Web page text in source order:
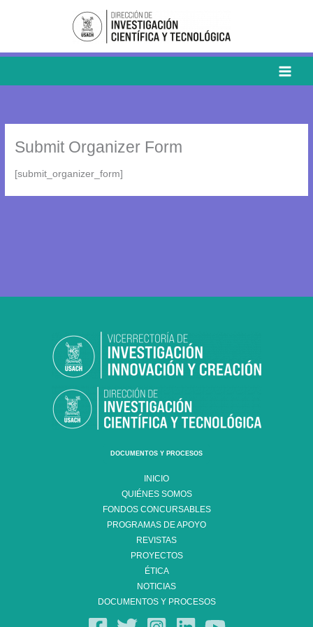
Submit Organizer Form
[submit_organizer_form]
DOCUMENTOS Y PROCESOS
INICIO
QUIÉNES SOMOS
FONDOS CONCURSABLES
PROGRAMAS DE APOYO
REVISTAS
PROYECTOS
ÉTICA
NOTICIAS
DOCUMENTOS Y PROCESOS